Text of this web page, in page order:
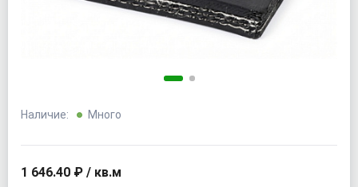
Наличие: Много
1 646.40 ₽ / кв.м